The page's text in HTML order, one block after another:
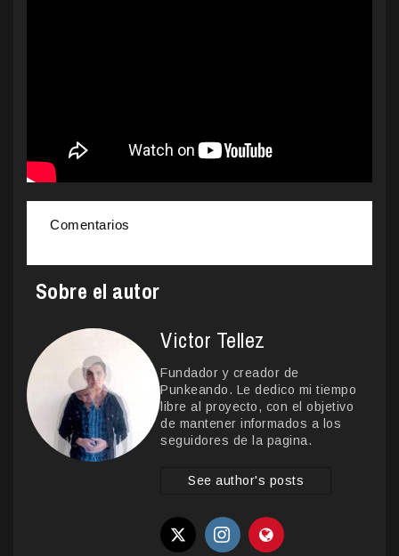
Comentarios
Sobre el autor
Victor Tellez
Fundador y creador de
Punkeando. Le dedico mi tiempo
libre al proyecto, con el objetivo
de mantener informados a los
seguidores de la pagina.
See author's posts